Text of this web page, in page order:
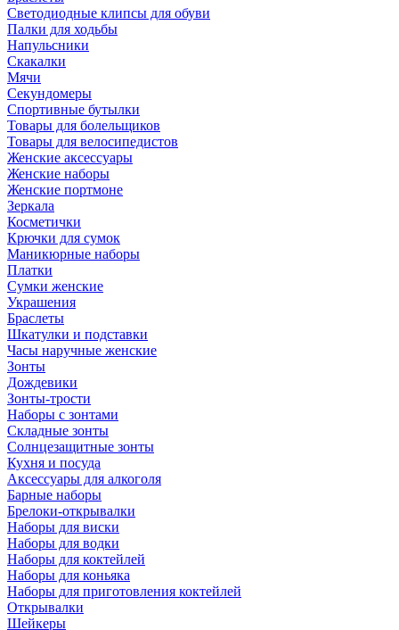
Светодиодные клипсы для обуви
Палки для ходьбы
Напульсники
Скакалки
Мячи
Секундомеры
Спортивные бутылки
Товары для болельщиков
Товары для велосипедистов
Женские аксессуары
Женские наборы
Женские портмоне
Зеркала
Косметички
Крючки для сумок
Маникюрные наборы
Платки
Сумки женские
Украшения
Браслеты
Шкатулки и подставки
Часы наручные женские
Зонты
Дождевики
Зонты-трости
Наборы с зонтами
Складные зонты
Солнцезащитные зонты
Кухня и посуда
Аксессуары для алкоголя
Барные наборы
Брелоки-открывалки
Наборы для виски
Наборы для водки
Наборы для коктейлей
Наборы для коньяка
Наборы для приготовления коктейлей
Открывалки
Шейкеры